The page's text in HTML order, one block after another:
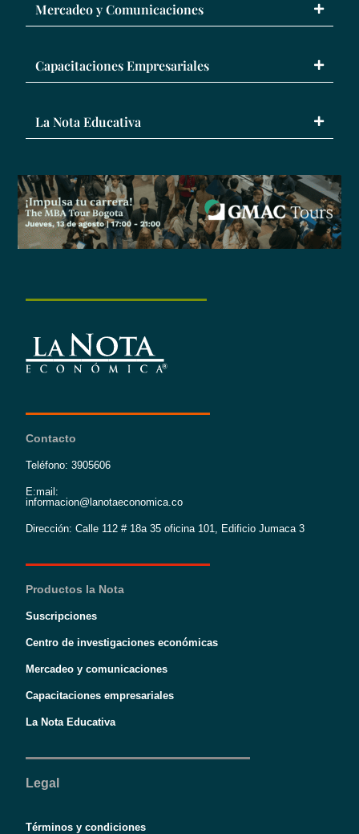
Mercadeo y Comunicaciones
Capacitaciones Empresariales
La Nota Educativa
Contacto
Teléfono: 3905606
E:mail:
informacion@lanotaeconomica.co
Dirección: Calle 112 # 18a 35 oficina 101, Edificio Jumaca 3
Productos la Nota
Suscripciones
Centro de investigaciones económicas
Mercadeo y comunicaciones
Capacitaciones empresariales
La Nota Educativa
Legal
Términos y condiciones